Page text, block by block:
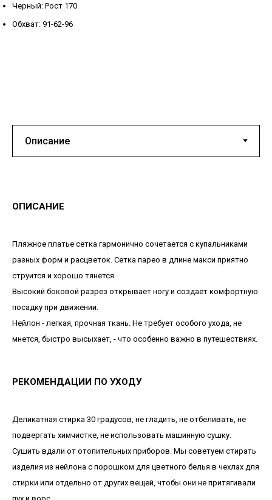
Черный: Рост 170
Обхват: 91-62-96
ОПИСАНИЕ
Пляжное платье сетка гармонично сочетается с купальниками
разных форм и расцветок. Сетка парео в длине макси приятно
струится и хорошо тянется.
Высокий боковой разрез открывает ногу и создает комфортную
посадку при движении.
Нейлон - легкая, прочная ткань. Не требует особого ухода, не
мнется, быстро высыхает, - что особенно важно в путешествиях.
РЕКОМЕНДАЦИИ ПО УХОДУ
Деликатная стирка 30 градусов, не гладить, не отбеливать, не
подвергать химчистке, не использовать машинную сушку.
Сушить вдали от отопительных приборов. Мы советуем стирать
изделия из нейлона с порошком для цветного белья в чехлах для
стирки или отдельно от других вещей, чтобы они не притягивали